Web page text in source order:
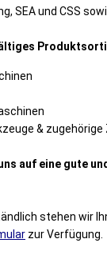
SEA und CSS
&
auf eine gute
stehen wir
zur Verfügung.